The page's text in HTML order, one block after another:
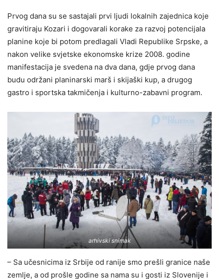
Prvog dana su se sastajali prvi ljudi lokalnih zajednica koje
gravitiraju Kozari i dogovarali korake za razvoj potencijala
planine koje bi potom predlagali Vladi Republike Srpske, a
nakon velike svjetske ekonomske krize 2008. godine
manifestacija je svedena na dva dana, gdje prvog dana
budu održani planinarski marš i skijaški kup, a drugog
gastro i sportska takmičenja i kulturno-zabavni program.
arhivski snimak
– Sa učesnicima iz Srbije od ranije smo prešli granice naše
zemlje, a od prošle godine sa nama su i gosti iz Slovenije i